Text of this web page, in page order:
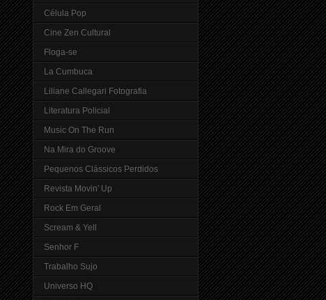
Célula Pop
Cine Zen Cultural
Floga-se
La Cumbuca
Liliane Callegari Fotografia
Literatura Policial
Music On The Run
Na Mira do Groove
Pequenos Clássicos Perdidos
Revista Movin' Up
Rock Em Geral
Scream & Yell
Senhor F
Trabalho Sujo
Universo HQ